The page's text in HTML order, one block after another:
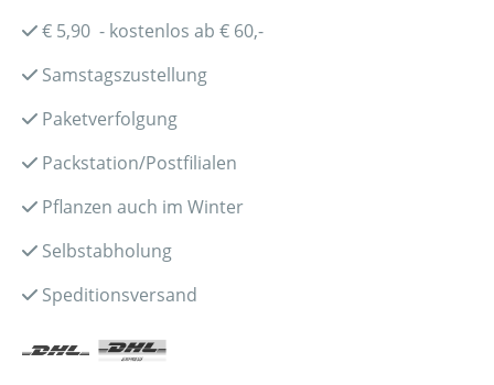
€ 5,90 - kostenlos ab € 60,-
Samstagszustellung
Paketverfolgung
Packstation/Postfilialen
Pflanzen auch im Winter
Selbstabholung
Speditionsversand